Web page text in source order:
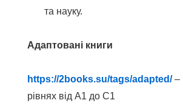
та науку.
Адаптовані книги
https://2books.su/tags/adapted/–
рівнях від А1 до С1